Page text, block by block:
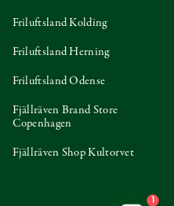
Friluftsland Kolding
Friluftsland Herning
Friluftsland Odense
Fjällräven Brand Store
Copenhagen
Fjällräven Shop Kultorvet
1